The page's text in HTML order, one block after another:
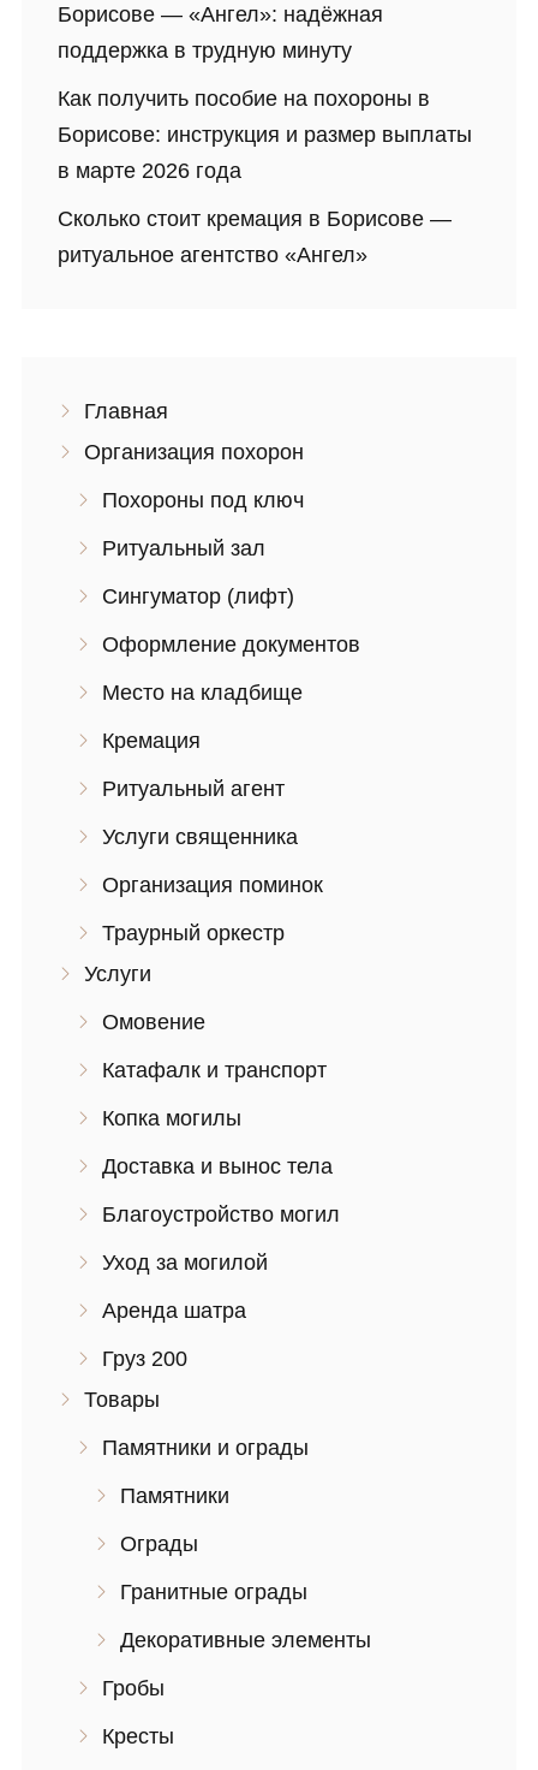
Борисове — «Ангел»: надёжная
поддержка в трудную минуту
Как получить пособие на похороны в
Борисове: инструкция и размер выплаты
в марте 2026 года
Сколько стоит кремация в Борисове —
ритуальное агентство «Ангел»
Главная
Организация похорон
Похороны под ключ
Ритуальный зал
Сингуматор (лифт)
Оформление документов
Место на кладбище
Кремация
Ритуальный агент
Услуги священника
Организация поминок
Траурный оркестр
Услуги
Омовение
Катафалк и транспорт
Копка могилы
Доставка и вынос тела
Благоустройство могил
Уход за могилой
Аренда шатра
Груз 200
Товары
Памятники и ограды
Памятники
Ограды
Гранитные ограды
Декоративные элементы
Гробы
Кресты